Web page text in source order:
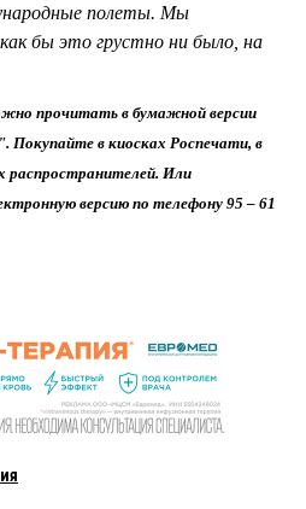
полеты. Мы
бы это грустно ни было, на
прочитать в бумажной версии
Покупайте в киосках Роспечати, в
распространителей. Или
версию по телефону 95 – 61